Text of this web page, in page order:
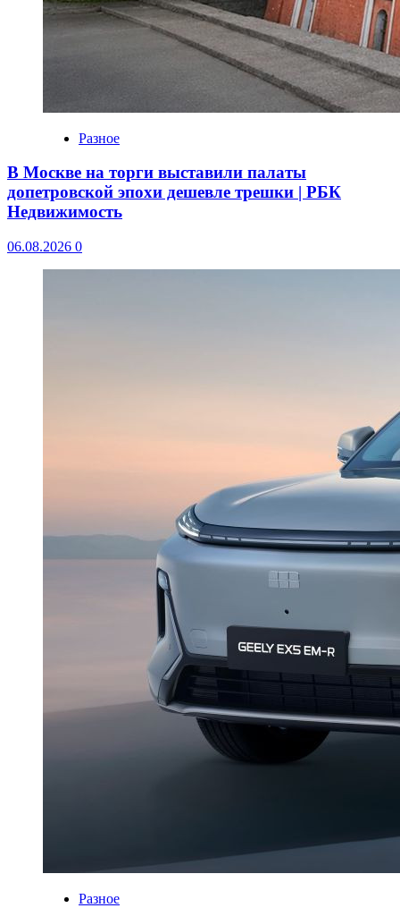
Разное
В Москве на торги выставили палаты
допетровской эпохи дешевле трешки | РБК
Недвижимость
06.08.2026 0
Разное